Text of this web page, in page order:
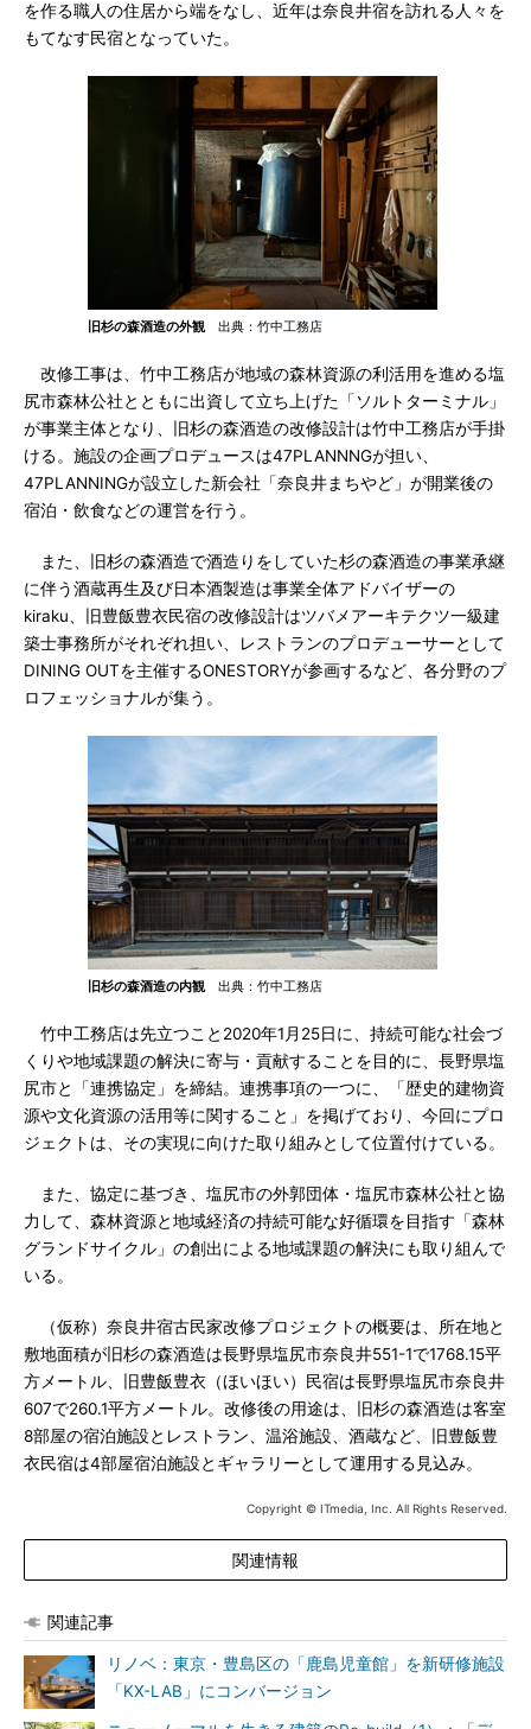
を作る職人の住居から端をなし、近年は奈良井宿を訪れる人々を
もてなす民宿となっていた。
旧杉の森酒造の外観 出典：竹中工務店
改修工事は、竹中工務店が地域の森林資源の利活用を進める塩
尻市森林公社とともに出資して立ち上げた「ソルトターミナル」
が事業主体となり、旧杉の森酒造の改修設計は竹中工務店が手掛
ける。施設の企画プロデュースは47PLANNNGが担い、
47PLANNINGが設立した新会社「奈良井まちやど」が開業後の
宿泊・飲食などの運営を行う。
また、旧杉の森酒造で酒造りをしていた杉の森酒造の事業承継
に伴う酒蔵再生及び日本酒製造は事業全体アドバイザーの
kiraku、旧豊飯豊衣民宿の改修設計はツバメアーキテクツ一級建
築士事務所がそれぞれ担い、レストランのプロデューサーとして
DINING OUTを主催するONESTORYが参画するなど、各分野のプ
ロフェッショナルが集う。
旧杉の森酒造の内観 出典：竹中工務店
竹中工務店は先立つこと2020年1月25日に、持続可能な社会づ
くりや地域課題の解決に寄与・貢献することを目的に、長野県塩
尻市と「連携協定」を締結。連携事項の一つに、「歴史的建物資
源や文化資源の活用等に関すること」を掲げており、今回にプロ
ジェクトは、その実現に向けた取り組みとして位置付けている。
また、協定に基づき、塩尻市の外郭団体・塩尻市森林公社と協
力して、森林資源と地域経済の持続可能な好循環を目指す「森林
グランドサイクル」の創出による地域課題の解決にも取り組んで
いる。
（仮称）奈良井宿古民家改修プロジェクトの概要は、所在地と
敷地面積が旧杉の森酒造は長野県塩尻市奈良井551-1で1768.15平
方メートル、旧豊飯豊衣（ほいほい）民宿は長野県塩尻市奈良井
607で260.1平方メートル。改修後の用途は、旧杉の森酒造は客室
8部屋の宿泊施設とレストラン、温浴施設、酒蔵など、旧豊飯豊
衣民宿は4部屋宿泊施設とギャラリーとして運用する見込み。
Copyright © ITmedia, Inc. All Rights Reserved.
関連情報
関連記事
リノベ：東京・豊島区の「鹿島児童館」を新研修施設
「KX-LAB」にコンバージョン